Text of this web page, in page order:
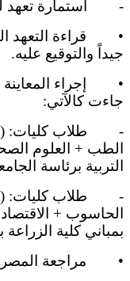
-
استمارة تعهد
•
قراءة
جيداً والتوقيع عليه.
•
إجراء
جاءت كالآتي:
-
طلاب كليات:
الطب + العلوم
التربية برئاسة
-
طلاب كليات:
الحاسوب + الاقتصاد
بمباني كلية
•
مراجعة